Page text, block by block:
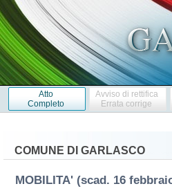
Atto
Completo
Avviso di rettifica
Errata corrige
COMUNE DI GARLASCO
MOBILITA' (scad. 16